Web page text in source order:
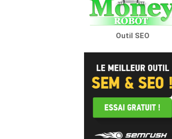
Outil SEO